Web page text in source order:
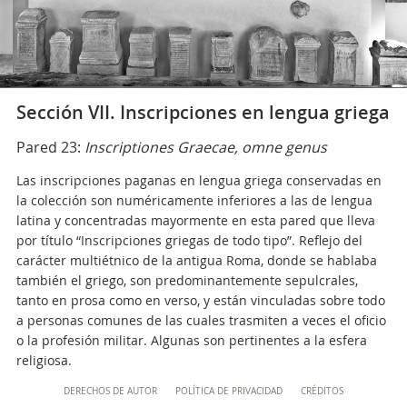
Sección VII. Inscripciones en lengua griega
Pared 23: Inscriptiones Graecae, omne genus
Las inscripciones paganas en lengua griega conservadas en
la colección son numéricamente inferiores a las de lengua
latina y concentradas mayormente en esta pared que lleva
por título “Inscripciones griegas de todo tipo”. Reflejo del
carácter multiétnico de la antigua Roma, donde se hablaba
también el griego, son predominantemente sepulcrales,
tanto en prosa como en verso, y están vinculadas sobre todo
a personas comunes de las cuales trasmiten a veces el oficio
o la profesión militar. Algunas son pertinentes a la esfera
religiosa.
ContentDERECHOS DE AUTOR POLÍTICA DE PRIVACIDAD CRÉDITOS